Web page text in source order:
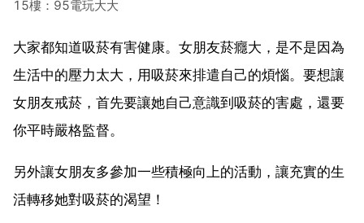
15樓：95電玩大大
大家都知道吸菸有害健康。女朋友菸癮大，是不是因為
生活中的壓力太大，用吸菸來排遣自己的煩惱。要想讓
女朋友戒菸，首先要讓她自己意識到吸菸的害處，還要
你平時嚴格監督。
另外讓女朋友多參加一些積極向上的活動，讓充實的生
活轉移她對吸菸的渴望！